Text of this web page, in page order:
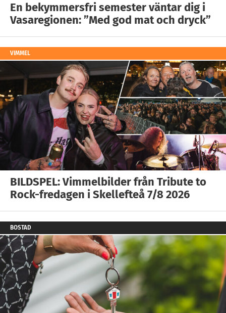
En bekymmersfri semester väntar dig i
Vasaregionen: ”Med god mat och dryck”
VIMMEL
BILDSPEL: Vimmelbilder från Tribute to
Rock-fredagen i Skellefteå 7/8 2026
BOSTAD